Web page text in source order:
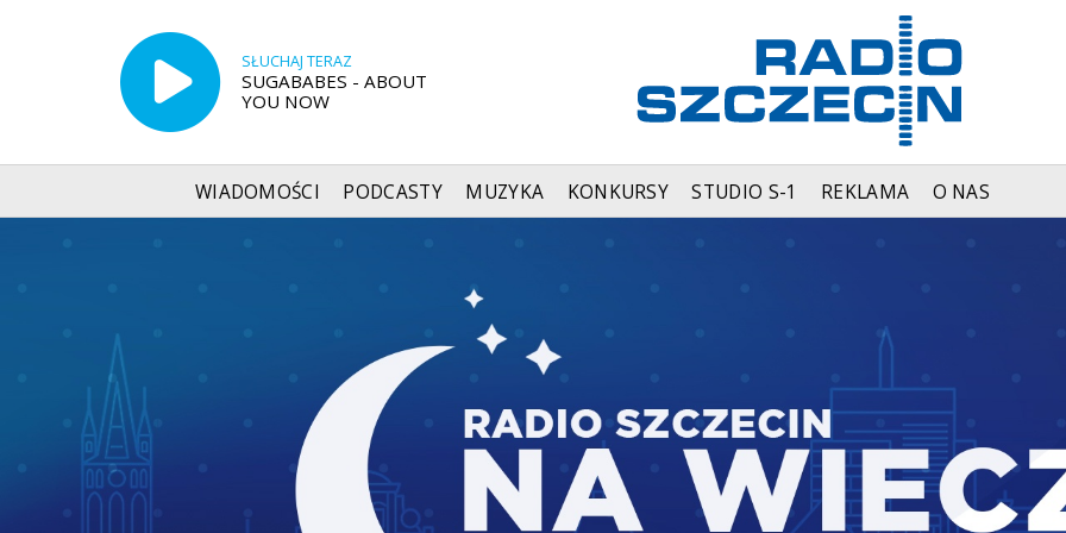
SŁUCHAJ TERAZ
SUGABABES - ABOUT
YOU NOW
WIADOMOŚCI PODCASTY MUZYKA KONKURSY STUDIO S-1 REKLAMA O NAS